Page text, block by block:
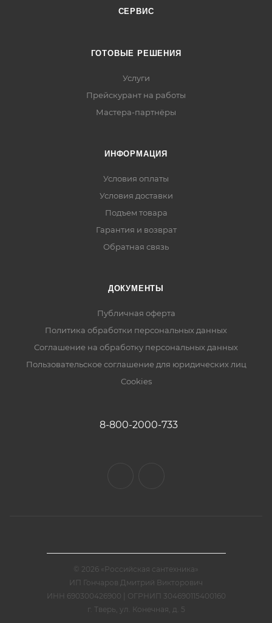
СЕРВИС
ГОТОВЫЕ РЕШЕНИЯ
Услуги
Прейскурант на работы
Мастера-партнёры
ИНФОРМАЦИЯ
Условия оплаты
Условия доставки
Подъем товара
Гарантия и возврат
Обратная связь
ДОКУМЕНТЫ
Публичная оферта
Политика обработки персональных данных
Соглашение на обработку персональных данных
Пользовательское соглашение для юридических лиц
Cookies
8-800-2000-733
© 2026 «Российская сантехника»
ИП Гончаров Дмитрий Викторович
ИНН 690300426900 | ОГРНИП 304690115400160
г. Тверь, ул. Конечная, д. 5